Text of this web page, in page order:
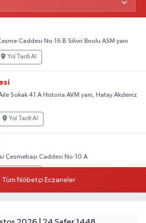
Caddesi No:16 B Silivri 8nolu ASM yanı
Yol Tarifi Al
Sokak 41 A Historia AVM yanı, Hatay Akdeniz
Yol Tarifi Al
Çeşmebaşı Caddesi No:10 A
Caddesi No:34 A
Tüm Nöbetçi Eczaneler